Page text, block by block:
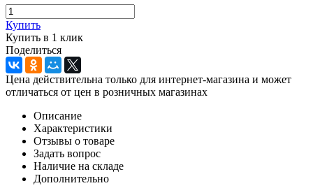
Купить
Купить в 1 клик
Поделиться
Цена действительна только для интернет-магазина и может
отличаться от цен в розничных магазинах
Описание
Характеристики
Отзывы о товаре
Задать вопрос
Наличие на складе
Дополнительно